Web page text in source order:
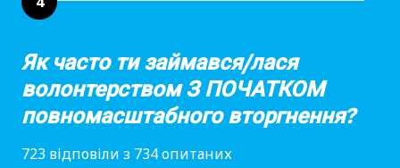
Як часто ти займався/лася
волонтерством З ПОЧАТКОМ
повномасштабного вторгнення?
723 відповіли з 734 опитаних